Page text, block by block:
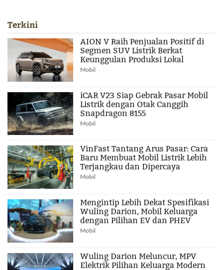
Terkini
AION V Raih Penjualan Positif di
Segmen SUV Listrik Berkat
Keunggulan Produksi Lokal
Mobil
iCAR V23 Siap Gebrak Pasar Mobil
Listrik dengan Otak Canggih
Snapdragon 8155
Mobil
VinFast Tantang Arus Pasar: Cara
Baru Membuat Mobil Listrik Lebih
Terjangkau dan Dipercaya
Mobil
Mengintip Lebih Dekat Spesifikasi
Wuling Darion, Mobil Keluarga
dengan Pilihan EV dan PHEV
Mobil
Wuling Darion Meluncur, MPV
Elektrik Pilihan Keluarga Modern